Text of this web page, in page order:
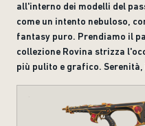
all'interno dei modelli del
come un intento nebuloso,
fantasy puro. Prendiamo il
collezione Rovina strizza
più pulito e grafico.